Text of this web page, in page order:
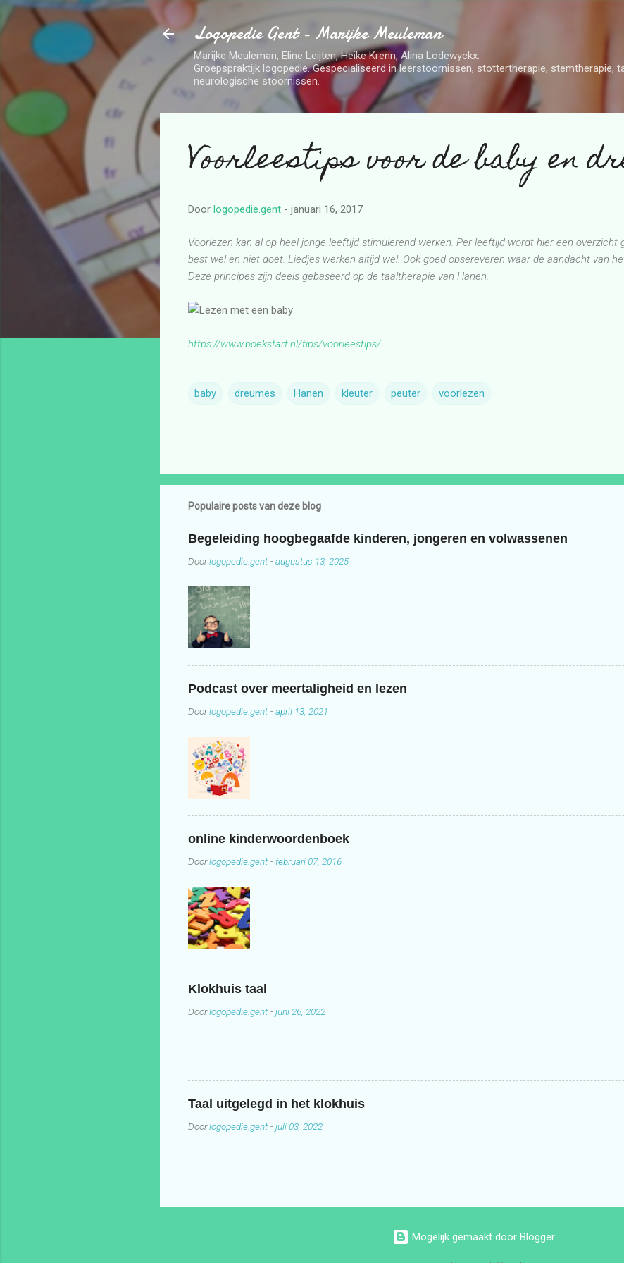
Logopedie Gent - Marijke Meuleman
Marijke Meuleman, Eline Leijten, Heike Krenn, Alina Lodewyckx.
Groepspraktijk logopedie. Gespecialiseerd in leerstoornissen, stottertherapie, stemtherapie,
neurologische stoornissen.
Voorleestips voor de baby en
Door logopedie.gent - januari 16, 2017
Voorlezen kan al op heel jonge leeftijd stimulerend werken. Per leeftijd wordt hier een overzicht
best wel en niet doet. Liedjes werken altijd wel. Ook goed obsereveren waar de aandacht van
Deze principes zijn deels gebaseerd op de taaltherapie van Hanen.
https://www.boekstart.nl/tips/voorleestips/
baby dreumes Hanen kleuter peuter voorlezen
Populaire posts van deze blog
Begeleiding hoogbegaafde kinderen, jongeren en volwassenen
Doorlogopedie.gent -augustus 13, 2025
Podcast over meertaligheid en lezen
Doorlogopedie.gent -april 13, 2021
online kinderwoordenboek
Doorlogopedie.gent - februari 07, 2016
Klokhuis taal
Doorlogopedie.gent -juni 26, 2022
Taal uitgelegd in het klokhuis
Doorlogopedie.gent -juli 03, 2022
Mogelijk gemaakt door Blogger